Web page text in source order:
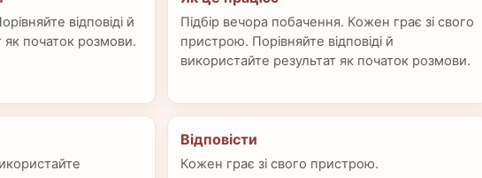
відповіді й
як початок розмови.
Підбір вечора побачення. Кожен грає зі свого
пристрою. Порівняйте відповіді й
використайте результат як початок розмови.
Відповісти
Кожен грає зі свого пристрою.